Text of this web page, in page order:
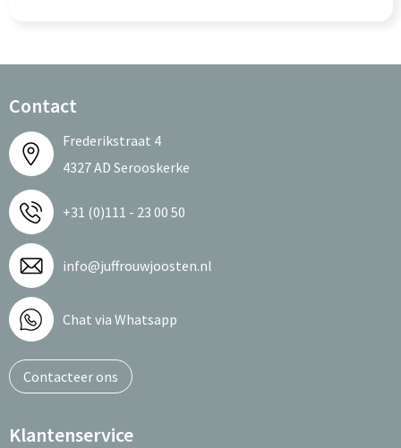
Contact
Frederikstraat 4
4327 AD Serooskerke
+31 (0)111 - 23 00 50
info@juffrouwjoosten.nl
Chat via Whatsapp
Contacteer ons
Klantenservice